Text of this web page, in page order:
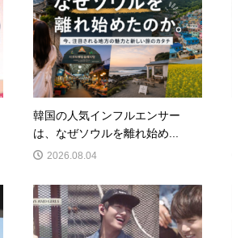
韓国の人気インフルエンサー
は、なぜソウルを離れ始め...
2026.08.04